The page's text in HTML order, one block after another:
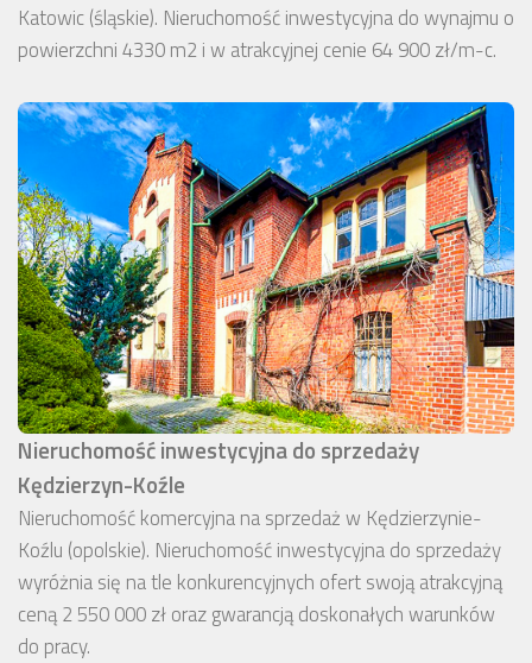
Katowic (śląskie). Nieruchomość inwestycyjna do wynajmu o
powierzchni 4330 m2 i w atrakcyjnej cenie 64 900 zł/m-c.
Nieruchomość inwestycyjna do sprzedaży
Kędzierzyn-Koźle
Nieruchomość komercyjna na sprzedaż w Kędzierzynie-
Koźlu (opolskie). Nieruchomość inwestycyjna do sprzedaży
wyróżnia się na tle konkurencyjnych ofert swoją atrakcyjną
ceną 2 550 000 zł oraz gwarancją doskonałych warunków
do pracy.